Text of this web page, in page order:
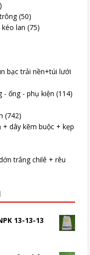
(50)
lan (75)
bạc trải nền+túi lưới
- ống - phụ kiện (114)
(742)
dây kẽm buộc + kẹp
trắng chilê + rêu
13-13-13